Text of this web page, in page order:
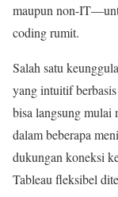
maupun non-
coding rumit.
Salah satu
yang intuitif
bisa langsung
dalam beberapa
dukungan koneksi
Tableau fleksibel